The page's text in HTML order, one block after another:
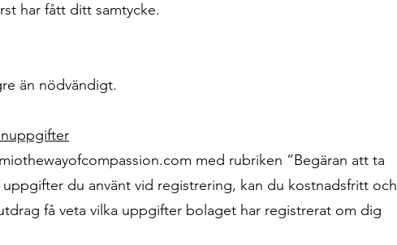
har fått ditt samtycke.
än nödvändigt.
med rubriken ”Begäran att ta
du använt vid registrering, kan du kostnadsfritt och
få veta vilka uppgifter bolaget har registrerat om dig